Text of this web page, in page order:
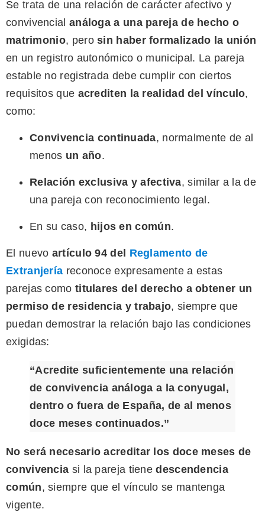
Se trata de una relación de carácter afectivo y
convivencial análoga a una pareja de hecho o
matrimonio, perosin haber formalizado la unión
en un registro autonómico o municipal. La pareja
estable no registrada debe cumplir con ciertos
requisitos que acrediten la realidad del vínculo,
como:
Convivencia continuada, normalmente de al
menos un año.
Relación exclusiva y afectiva, similar a la de
una pareja con reconocimiento legal.
En su caso, hijos en común.
El nuevo artículo 94 del Reglamento de
Extranjería reconoce expresamente a estas
parejas como titulares del derecho a obtener un
permiso de residencia y trabajo, siempre que
puedan demostrar la relación bajo las condiciones
exigidas:
“Acredite suficientemente una relación
de convivencia análoga a la conyugal,
dentro o fuera de España, de al menos
doce meses continuados.”
No será necesario acreditar los doce meses de
convivencia si la pareja tienedescendencia
común, siempre que el vínculo se mantenga
vigente.